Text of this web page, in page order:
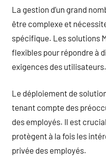
La gestion d’un grand
être complexe et
spécifique. Les solutions
flexibles pour répondre à
exigences des utilisateurs.
Le déploiement de
tenant compte des
des employés. Il est
protègent à la fois les
privée des employés.